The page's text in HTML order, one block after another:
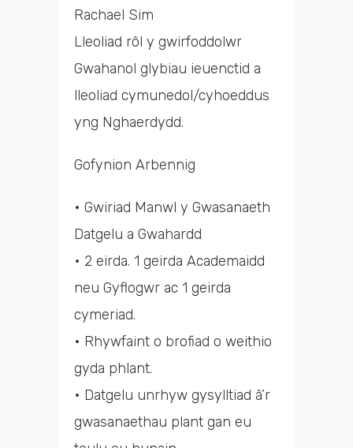
Rachael Sim
Lleoliad rôl y gwirfoddolwr
Gwahanol glybiau ieuenctid a
lleoliad cymunedol/cyhoeddus
yng Nghaerdydd.
Gofynion Arbennig
• Gwiriad Manwl y Gwasanaeth
Datgelu a Gwahardd
• 2 eirda. 1 geirda Academaidd
neu Gyflogwr ac 1 geirda
cymeriad.
• Rhywfaint o brofiad o weithio
gyda phlant.
• Datgelu unrhyw gysylltiad â’r
gwasanaethau plant gan eu